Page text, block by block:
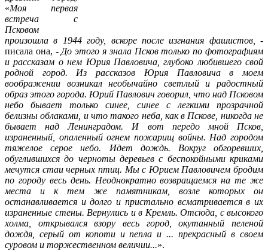
«Моя первая
встреча с
Псковом
произошла в 1944 году, вскоре после изгнания фашистов, -
писала она, - До этого я знала Псков только по фотографиям
и рассказам о нем Юрия Павловича, глубоко любившего свой
родной город. Из рассказов Юрия Павловича в моем
воображении возникал необычайно светлый и радостный
образ этого города. Юрий Павлович говорил, что над Псковом
небо бывает только синее, синее c легкими прозрачной
белизны облаками, и что такого неба, как в Пскове, никогда не
бывает над Ленинградом. И вот передо мной Псков,
израненный, опаленный огнем пожарищ войны. Над городом
тяжелое серое небо. Идет дождь. Вокруг обгоревших,
обуглившихся до черноты деревьев с беспокойными криками
мечутся стаи черных птиц. Мы с Юрием Павловичем бродим
по городу весь день. Неоднократно возвращаемся на те же
места и к тем же памятникам, возле которых он
останавливается и долго и пристально всматривается в их
израненные стены. Вернулись и в Кремль. Отсюда, с высокого
холма, открывался взору весь город, окутанный пеленой
дождя, серый от копоти и пепла и ... прекрасный в своем
суровом и торжественном величии...».